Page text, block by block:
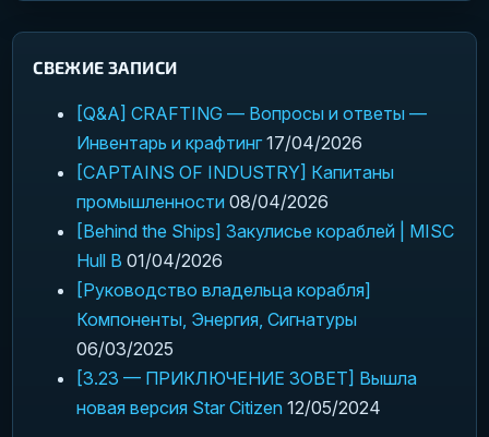
СВЕЖИЕ ЗАПИСИ
[Q&A] CRAFTING — Вопросы и ответы —
Инвентарь и крафтинг 17/04/2026
[CAPTAINS OF INDUSTRY] Капитаны
промышленности 08/04/2026
[Behind the Ships] Закулисье кораблей | MISC
Hull B 01/04/2026
[Руководство владельца корабля]
Компоненты, Энергия, Сигнатуры
06/03/2025
[3.23 — ПРИКЛЮЧЕНИЕ ЗОВЕТ] Вышла
новая версия Star Citizen 12/05/2024